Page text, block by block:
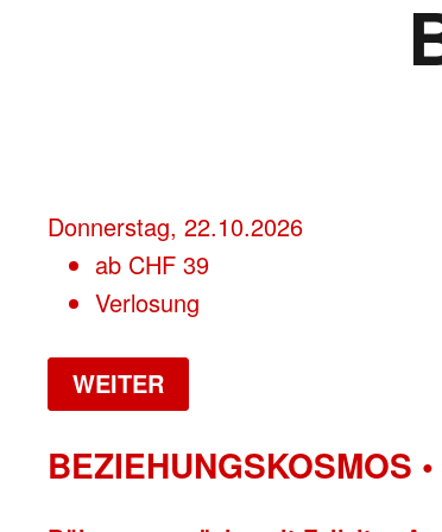
Donnerstag, 22.10.2026
ab CHF 39
Verlosung
WEITER
BEZIEHUNGSKOSMOS